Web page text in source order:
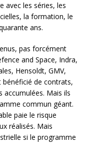
avec les séries, les
la formation, le
ans.
pas forcément
and Space, Indra,
Hensoldt, GMV,
bénéficié de contrats,
accumulées. Mais ils
commun géant.
paie le risque
réalisés. Mais
si le programme